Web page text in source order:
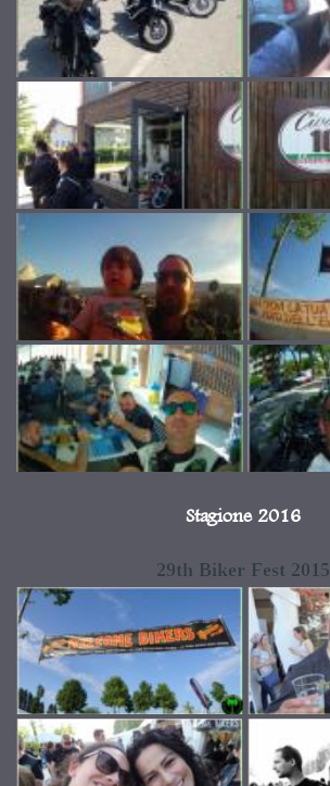
Stagione 2016
29th Biker Fest 2015